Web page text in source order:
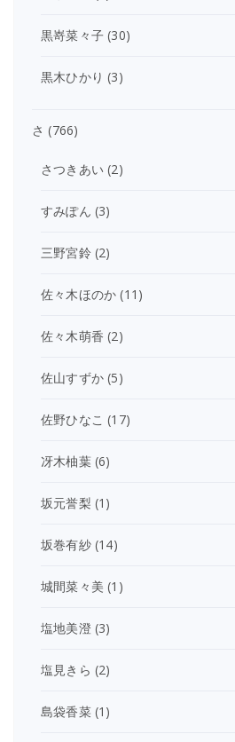
黒嵜菜々子 (30)
黒木ひかり (3)
さ (766)
さつきあい (2)
すみぽん (3)
三野宮鈴(2)
佐々木ほのか (11)
佐々木萌香 (2)
佐山すずか (5)
佐野ひなこ (17)
冴木柚葉(6)
坂元誉梨 (1)
坂巻有紗(14)
城間菜々美 (1)
塩地美澄(3)
塩見きら (2)
島袋香菜(1)